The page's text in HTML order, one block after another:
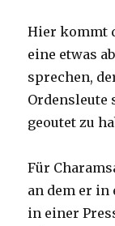
Hier kommt
eine etwas
sprechen,
Ordensleute
geoutet zu
Für
an dem er in
in einer